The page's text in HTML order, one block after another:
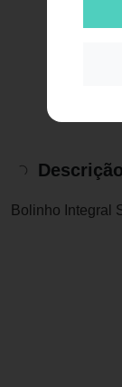
Bolinho Integral